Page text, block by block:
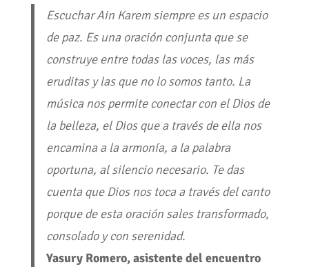
Escuchar Ain Karem siempre es un espacio
de paz. Es una oración conjunta que se
construye entre todas las voces, las más
eruditas y las que no lo somos tanto. La
música nos permite conectar con el Dios de
la belleza, el Dios que a través de ella nos
encamina a la armonía, a la palabra
oportuna, al silencio necesario. Te das
cuenta que Dios nos toca a través del canto
porque de esta oración sales transformado,
consolado y con serenidad.
Yasury Romero, asistente del encuentro